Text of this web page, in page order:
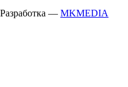
Разработка — MKMEDIA